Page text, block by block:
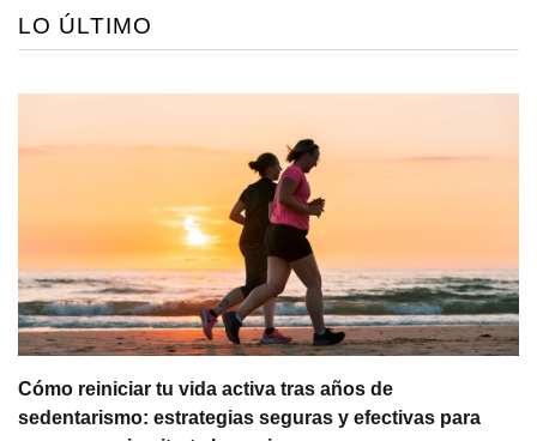
LO ÚLTIMO
Cómo reiniciar tu vida activa tras años de
sedentarismo: estrategias seguras y efectivas para